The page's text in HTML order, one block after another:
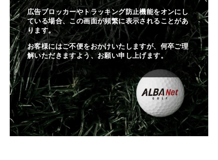
広告ブロッカーやトラッキング防止機能をオンにし
ている場合、この画面が頻繁に表示されることがあ
ります。
お客様にはご不便をおかけいたしますが、何卒ご理
解いただきますよう、お願い申し上げます。